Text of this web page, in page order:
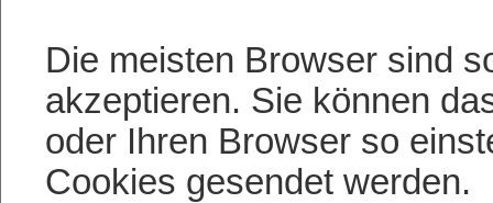
Die meisten Browser sind
akzeptieren. Sie können
oder Ihren Browser so
Cookies gesendet werden.